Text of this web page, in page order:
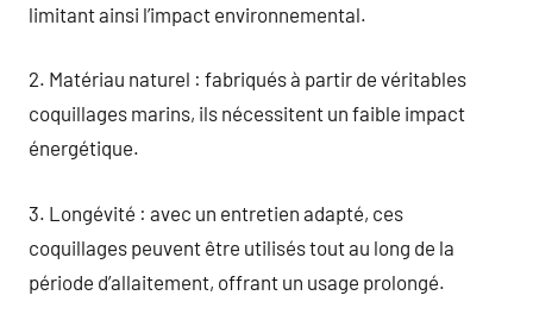
limitant ainsi l’impact environnemental.
2. Matériau naturel : fabriqués à partir de véritables
coquillages marins, ils nécessitent un faible impact
énergétique.
3. Longévité : avec un entretien adapté, ces
coquillages peuvent être utilisés tout au long de la
période d’allaitement, offrant un usage prolongé.